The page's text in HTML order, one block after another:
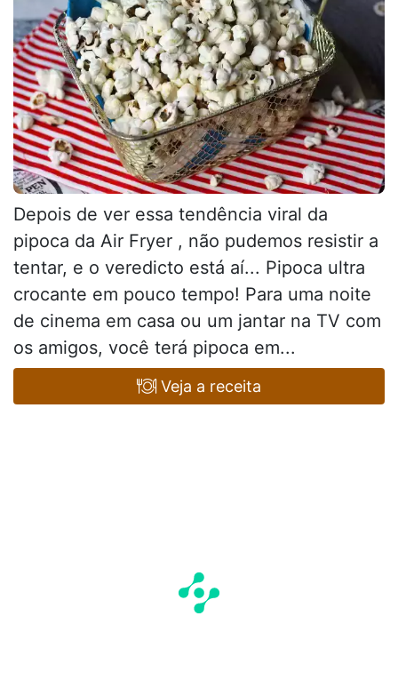
Depois de ver essa tendência viral da
pipoca da Air Fryer , não pudemos resistir a
tentar, e o veredicto está aí... Pipoca ultra
crocante em pouco tempo! Para uma noite
de cinema em casa ou um jantar na TV com
os amigos, você terá pipoca em...
Veja a receita